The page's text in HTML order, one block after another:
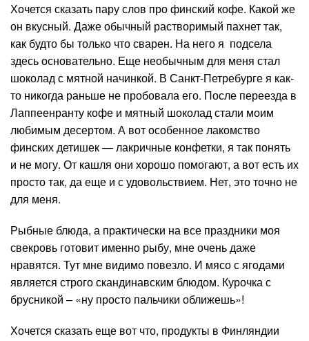
Хочется сказать пару слов про финский кофе. Какой же
он вкусный. Даже обычный растворимый пахнет так,
как будто бы только что сварен. На него я подсела
здесь основательно. Еще необычным для меня стал
шоколад с мятной начинкой. В Санкт-Петребурге я как-
то никогда раньше не пробовала его. После переезда в
Лаппеенранту кофе и мятный шоколад стали моим
любимым десертом. А вот особенное лакомство
финских детишек — лакричные конфетки, я так понять
и не могу. От кашля они хорошо помогают, а вот есть их
просто так, да еще и с удовольствием. Нет, это точно не
для меня.
Рыбные блюда, а практически на все праздники моя
свекровь готовит именно рыбу, мне очень даже
нравятся. Тут мне видимо повезло. И мясо с ягодами
является строго скандинавским блюдом. Курочка с
брусникой – «ну просто пальчики оближешь»!
Хочется сказать еще вот что, продукты в Финляндии